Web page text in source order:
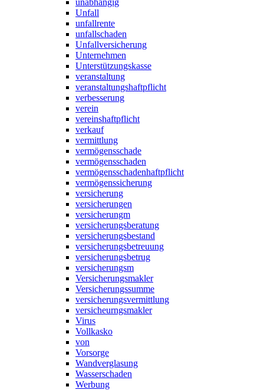
unabhängig
Unfall
unfallrente
unfallschaden
Unfallversicherung
Unternehmen
Unterstützungskasse
veranstaltung
veranstaltungshaftpflicht
verbesserung
verein
vereinshaftpflicht
verkauf
vermittlung
vermögensschade
vermögensschaden
vermögensschadenhaftpflicht
vermögenssicherung
versicherung
versicherungen
versicherungm
versicherungsberatung
versicherungsbestand
versicherungsbetreuung
versicherungsbetrug
versicherungsm
Versicherungsmakler
Versicherungssumme
versicherungsvermittlung
versicheurngsmakler
Virus
Vollkasko
von
Vorsorge
Wandverglasung
Wasserschaden
Werbung